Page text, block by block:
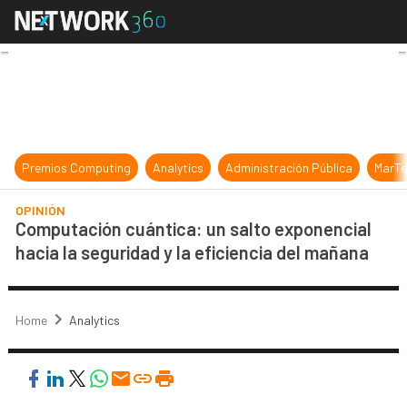
Computación cuántica: un salto
Premios Computing Analytics Administración Pública
OPINIÓN
Computación cuántica: un salto exponencial
hacia la seguridad y la eficiencia del mañana
Home Analytics